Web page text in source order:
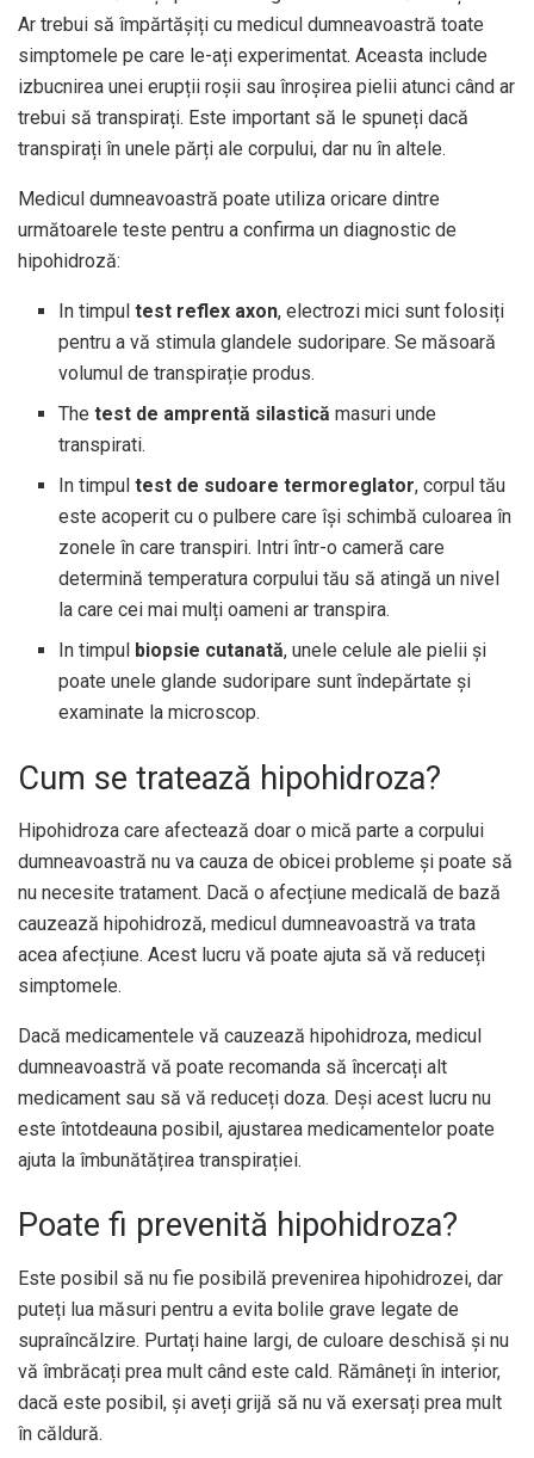
Ar trebui să împărtășiți cu medicul dumneavoastră toate
simptomele pe care le-ați experimentat. Aceasta include
izbucnirea unei erupții roșii sau înroșirea pielii atunci când ar
trebui să transpirați. Este important să le spuneți dacă
transpirați în unele părți ale corpului, dar nu în altele.
Medicul dumneavoastră poate utiliza oricare dintre
următoarele teste pentru a confirma un diagnostic de
hipohidroză:
In timpultest reflex axon, electrozi mici sunt folosiți
pentru a vă stimula glandele sudoripare. Se măsoară
volumul de transpirație produs.
Thetest de amprentă silastică masuri unde
transpirati.
In timpultest de sudoare termoreglator, corpul tău
este acoperit cu o pulbere care își schimbă culoarea în
zonele în care transpiri. Intri într-o cameră care
determină temperatura corpului tău să atingă un nivel
la care cei mai mulți oameni ar transpira.
In timpul biopsie cutanată, unele celule ale pielii și
poate unele glande sudoripare sunt îndepărtate și
examinate la microscop.
Cum se tratează hipohidroza?
Hipohidroza care afectează doar o mică parte a corpului
dumneavoastră nu va cauza de obicei probleme și poate să
nu necesite tratament. Dacă o afecțiune medicală de bază
cauzează hipohidroză, medicul dumneavoastră va trata
acea afecțiune. Acest lucru vă poate ajuta să vă reduceți
simptomele.
Dacă medicamentele vă cauzează hipohidroza, medicul
dumneavoastră vă poate recomanda să încercați alt
medicament sau să vă reduceți doza. Deși acest lucru nu
este întotdeauna posibil, ajustarea medicamentelor poate
ajuta la îmbunătățirea transpirației.
Poate fi prevenită hipohidroza?
Este posibil să nu fie posibilă prevenirea hipohidrozei, dar
puteți lua măsuri pentru a evita bolile grave legate de
supraîncălzire. Purtați haine largi, de culoare deschisă și nu
vă îmbrăcați prea mult când este cald. Rămâneți în interior,
dacă este posibil, și aveți grijă să nu vă exersați prea mult
în căldură.